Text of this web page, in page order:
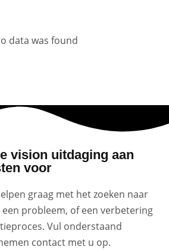
data was found
vision uitdaging aan
voor
graag met het zoeken naar
probleem, of een verbetering
Vul onderstaand
contact met u op.